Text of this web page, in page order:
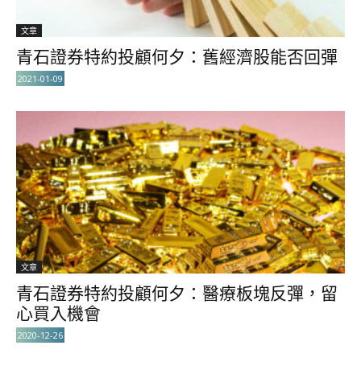
文章
青石證券特約投顧何夕：舊經濟股能否回彈
2021-01-09
文章
青石證券特約投顧何夕：醫療板塊反彈，留
心買入機會
2020-12-26